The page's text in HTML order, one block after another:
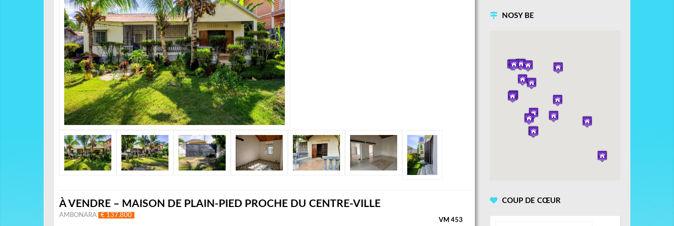
À VENDRE – MAISON DE PLAIN-PIED PROCHE DU CENTRE-VILLE
AMBONARA € 137.800
VM 453
NOSY BE
COUP DE CŒUR